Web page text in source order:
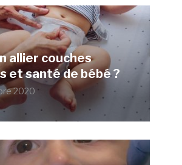
allier couches
et santé de bébé ?
2020